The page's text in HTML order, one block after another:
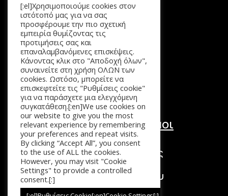
Μενού
Αρχική
Προϊόντα
Καλάθι
Επικοινωνία
Χρήσιμοι Σύνδεσμοι
Τόποι Πληρωμής
Τρόποι Επιστροφής
Τρόποι Αποστολής
Πολιτική Απορρήτου
Όροι Χρήσης
[:el]Χρησιμοποιούμε cookies στον
ιστότοπό μας για να σας
προσφέρουμε την πιο σχετική
εμπειρία θυμίζοντας τις
προτιμήσεις σας και
επαναλαμβανόμενες επισκέψεις.
Κάνοντας κλικ στο "Αποδοχή όλων",
συναινείτε στη χρήση ΟΛΩΝ των
cookies. Ωστόσο, μπορείτε να
επισκεφτείτε τις "Ρυθμίσεις cookie"
για να παράσχετε μια ελεγχόμενη
συγκατάθεση.[:en]We use cookies on
our website to give you the most
relevant experience by remembering
your preferences and repeat visits.
By clicking “Accept All”, you consent
to the use of ALL the cookies.
However, you may visit "Cookie
Settings" to provide a controlled
consent.[:]